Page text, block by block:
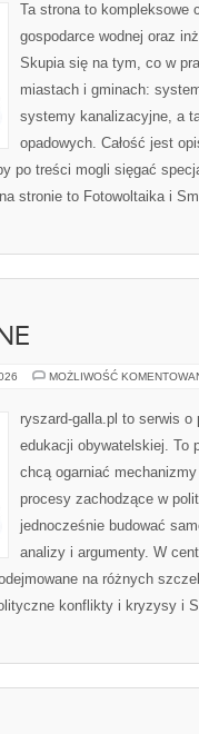
Ta strona to kompleksowe
gospodarce wodnej oraz
Skupia się na tym, co w
miastach i gminach:
systemy kanalizacyjne, a
opadowych. Całość jest
po treści mogli sięgać
stronie to Fotowoltaika i
MOŻLIWOŚĆ
ryszard-galla.pl to serwis
edukacji obywatelskiej. To
chcą ogarniać
procesy zachodzące w
jednocześnie budować
analizy i argumenty. W
na różnych
konflikty i kryzysy i